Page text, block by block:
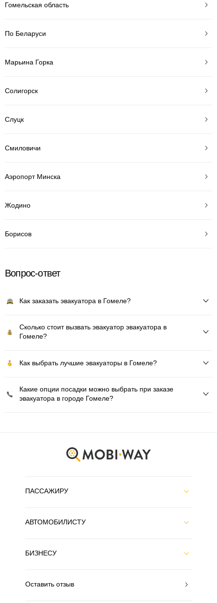
Гомельская область
По Беларуси
Марьина Горка
Солигорск
Слуцк
Смиловичи
Аэропорт Минска
Жодино
Борисов
Вопрос-ответ
Как заказать эвакуатора в Гомеле?
Сколько стоит вызвать эвакуатор эвакуатора в
Гомеле?
Как выбрать лучшие эвакуаторы в Гомеле?
Какие опции посадки можно выбрать при заказе
эвакуатора в городе Гомеле?
ПАССАЖИРУ
АВТОМОБИЛИСТУ
БИЗНЕСУ
Оставить отзыв